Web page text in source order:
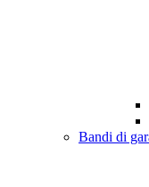
Bandi di